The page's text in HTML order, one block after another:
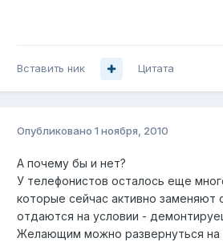
Вставить ник Цитата
Опубликовано 1 ноября, 2010
А почему бы и нет?
У телефонистов осталось еще
которые сейчас активно
отдаются на условии -
Желающим можно развернуться на